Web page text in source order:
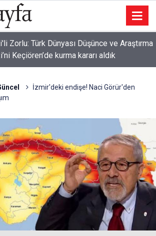
Zorlu: Türk Dünyası Düşünce ve Araştırma
Keçiören’de kurma kararı aldık
İzmir'deki endişe! Naci Görür'den